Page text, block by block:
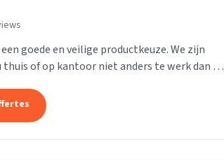
goede en veilige productkeuze. We zijn
of op kantoor niet anders te werk dan bij